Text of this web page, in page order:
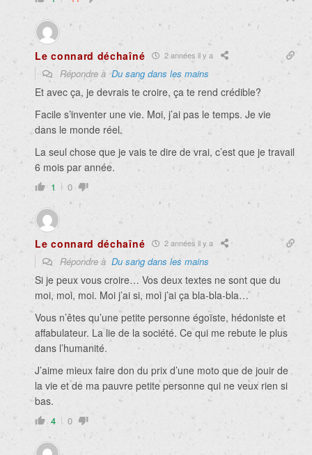
Le connard déchaîné 2 années il y a
Répondre àDu sang dans les mains
Et avec ça, je devrais te croire, ça te rend crédible?
Facile s’inventer une vie. Moi, j’ai pas le temps. Je vie
dans le monde réel.
La seul chose que je vais te dire de vrai, c’est que je travail
6 mois par année.
1 0
Le connard déchaîné 2 années il y a
Répondre à Du sang dans les mains
Si je peux vous croire… Vos deux textes ne sont que du
moi, moi, moi. Moi j’ai si, moi j’ai ça bla-bla-bla…
Vous n’êtes qu’une petite personne égoïste, hédoniste et
affabulateur. La lie de la société. Ce qui me rebute le plus
dans l’humanité.
J’aime mieux faire don du prix d’une moto que de jouir de
la vie et de ma pauvre petite personne qui ne veux rien si
bas.
4 0